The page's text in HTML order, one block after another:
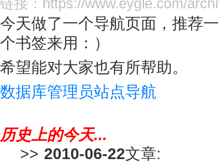
今天做了一个导航页面，推荐
个书签来用：）
希望能对大家也有所帮助。
数据库管理员站点导航
历史上的今天...
>> 2010-06-22文章: